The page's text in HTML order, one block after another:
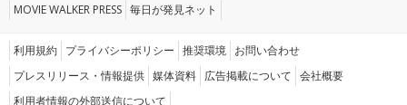
MOVIE WALKER PRESS 毎日が発見ネット
利用規約 プライバシーポリシー 推奨環境 お問い合わせ
プレスリリース・情報提供 媒体資料 広告掲載について 会社概要
利用者情報の外部送信について